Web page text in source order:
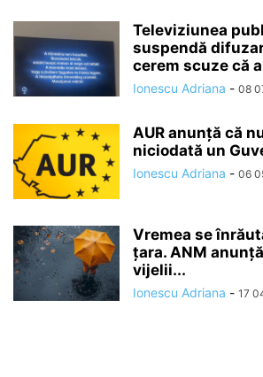
Televiziunea
suspendă
cerem scuze că
Ionescu Adriana - 08
AUR anunță că
niciodată un
Ionescu Adriana - 06
Vremea se
ţara. ANM
vijelii...
Ionescu Adriana - 17